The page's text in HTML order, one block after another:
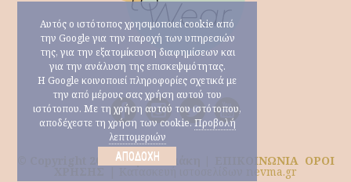
© Copyright 2026 Μαρία Ηλιάκη | ΕΠΙΚΟΙΝΩΝΙΑ ΟΡΟΙ
Κατασκευή ιστοσελίδων nevma.gr
Αυτός ο ιστότοπος χρησιμοποιεί cookie από
την Google για την παροχή των υπηρεσιών
της, για την εξατομίκευση διαφημίσεων και
για την ανάλυση της επισκεψιμότητας.
Η Google κοινοποιεί πληροφορίες σχετικά με
την από μέρους σας χρήση αυτού του
ιστότοπου. Με τη χρήση αυτού του ιστότοπου,
αποδέχεστε τη χρήση των cookie. Προβολή
λεπτομεριών
ΑΠΟΔΟΧΉ